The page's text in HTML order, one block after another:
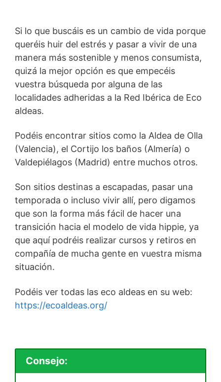
Si lo que buscáis es un cambio de vida porque
queréis huir del estrés y pasar a vivir de una
manera más sostenible y menos consumista,
quizá la mejor opción es que empecéis
vuestra búsqueda por alguna de las
localidades adheridas a la Red Ibérica de Eco
aldeas.
Podéis encontrar sitios como la Aldea de Olla
(Valencia), el Cortijo los baños (Almería) o
Valdepiélagos (Madrid) entre muchos otros.
Son sitios destinas a escapadas, pasar una
temporada o incluso vivir allí, pero digamos
que son la forma más fácil de hacer una
transición hacia el modelo de vida hippie, ya
que aquí podréis realizar cursos y retiros en
compañía de mucha gente en vuestra misma
situación.
Podéis ver todas las eco aldeas en su web:
https://ecoaldeas.org/
Consejo: